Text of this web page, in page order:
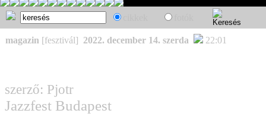
magazin [fesztivál] 2022. december 14. szerda 22:01
szerző: Pjotr
Jazzfest Budapest